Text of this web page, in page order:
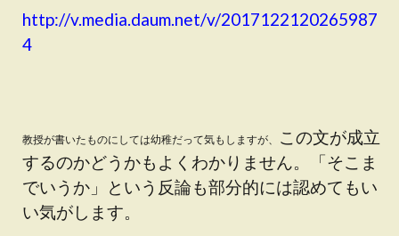
http://v.media.daum.net/v/2017122120265987
4
教授が書いたものにしては幼稚だって気もしますが、
この文が成立
するのかどうかもよくわかりません。「そこま
でいうか」という反論も部分的には認めてもい
い気がします。